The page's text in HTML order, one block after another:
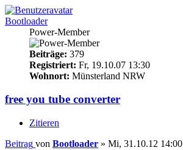
Bootloader
Power-Member
Beiträge: 379
Registriert: Fr, 19.10.07 13:30
Wohnort: Münsterland NRW
free you tube converter
Zitieren
Beitrag von Bootloader » Mi, 31.10.12 14:00